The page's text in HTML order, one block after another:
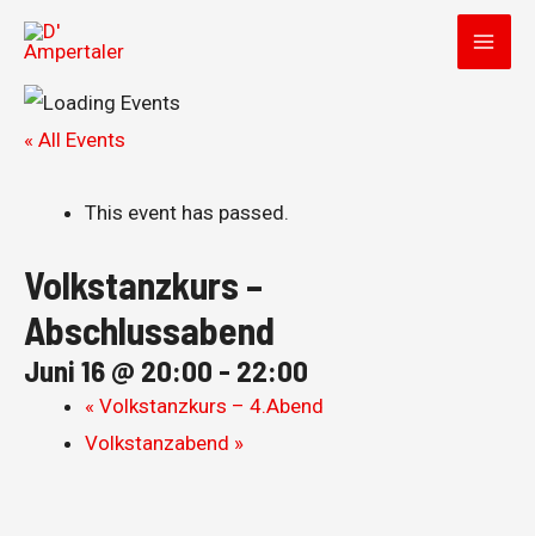
Zum
Inhalt
springen
« All Events
This event has passed.
Volkstanzkurs –
Abschlussabend
Juni 16 @ 20:00 - 22:00
« Volkstanzkurs – 4.Abend
Volkstanzabend »